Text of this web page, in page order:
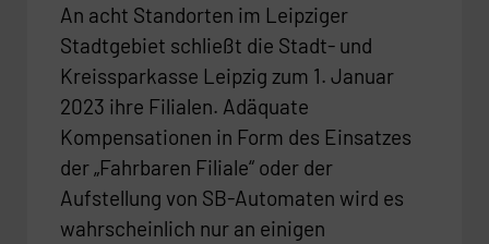
An acht Standorten im Leipziger
Stadtgebiet schließt die Stadt- und
Kreissparkasse Leipzig zum 1. Januar
2023 ihre Filialen. Adäquate
Kompensationen in Form des Einsatzes
der „Fahrbaren Filiale“ oder der
Aufstellung von SB-Automaten wird es
wahrscheinlich nur an einigen